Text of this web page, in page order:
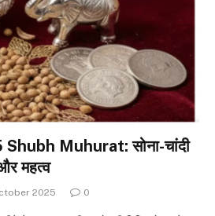
Muhurat: सोना-चांदी
महत्व
2025 0